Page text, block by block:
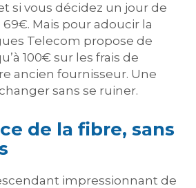
si vous décidez un jour de
Mais pour adoucir la
Telecom propose de
100€ sur les frais de
ancien fournisseur. Une
sans se ruiner.
de la fibre, sans
impressionnant de